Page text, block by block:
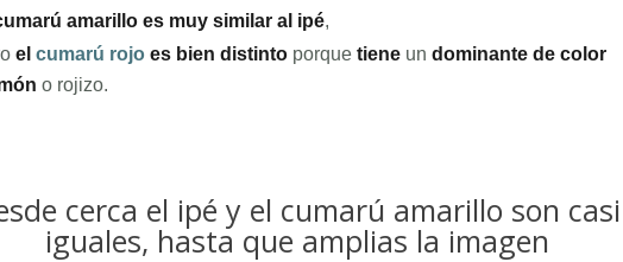
amarillo es muy similar al ipé,
elcumarú rojo es bien distinto porquetiene undominante de color
o rojizo.
cerca el ipé y el cumarú amarillo son casi
iguales, hasta que amplias la imagen